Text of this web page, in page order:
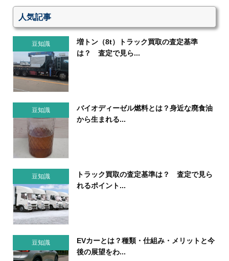
人気記事
豆知識
増トン（8t）トラック買取の査定基準
は？ 査定で見ら...
豆知識
バイオディーゼル燃料とは？身近な廃食油
から生まれる...
豆知識
トラック買取の査定基準は？ 査定で見ら
れるポイント...
豆知識
EVカーとは？種類・仕組み・メリットと今
後の展望をわ...